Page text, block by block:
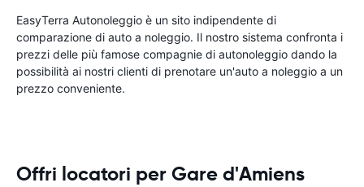
EasyTerra Autonoleggio è un sito indipendente di
comparazione di auto a noleggio. Il nostro sistema confronta i
prezzi delle più famose compagnie di autonoleggio dando la
possibilità ai nostri clienti di prenotare un'auto a noleggio a un
prezzo conveniente.
Offri locatori per Gare d'Amiens